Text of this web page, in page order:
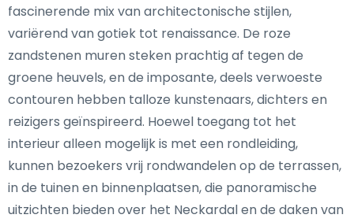
fascinerende mix van architectonische stijlen,
variërend van gotiek tot renaissance. De roze
zandstenen muren steken prachtig af tegen de
groene heuvels, en de imposante, deels verwoeste
contouren hebben talloze kunstenaars, dichters en
reizigers geïnspireerd. Hoewel toegang tot het
interieur alleen mogelijk is met een rondleiding,
kunnen bezoekers vrij rondwandelen op de terrassen,
in de tuinen en binnenplaatsen, die panoramische
uitzichten bieden over het Neckardal en de daken van